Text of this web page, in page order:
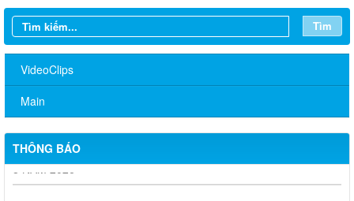
Tìm
VideoClips
Main
THÔNG BÁO
Thông báo mời người cao tuổi tham gia Chương trình khám sức